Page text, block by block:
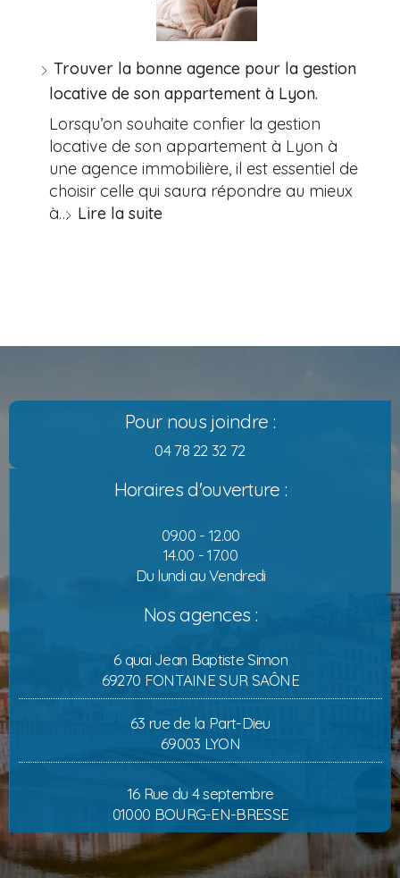
Trouver la bonne agence pour la gestion
locative de son appartement à Lyon.
Lorsqu’on souhaite confier la gestion
locative de son appartement à Lyon à
une agence immobilière, il est essentiel de
choisir celle qui saura répondre au mieux
à… Lire la suite
Pour nous joindre :
04 78 22 32 72
Horaires d'ouverture :
09.00 - 12.00
14.00 - 17.00
Du lundi au Vendredi
Nos agences :
6 quai Jean Baptiste Simon
69270 FONTAINE SUR SAÔNE
63 rue de la Part-Dieu
69003 LYON
16 Rue du 4 septembre
01000 BOURG-EN-BRESSE